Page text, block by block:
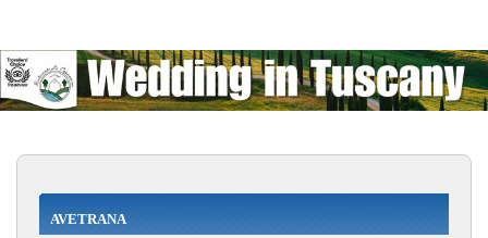
AVETRANA